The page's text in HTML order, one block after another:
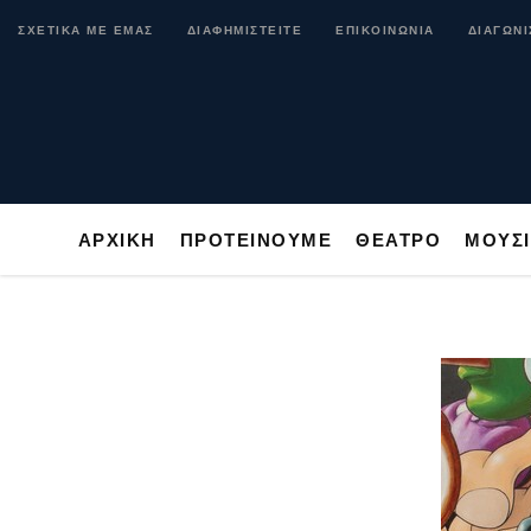
ΣΧΕΤΙΚΑ ΜΕ ΕΜΑΣ ΔΙΑΦΗΜΙΣΤΕΙΤΕ ΕΠΙΚΟΙΝΩΝΙΑ
ΑΡΧΙΚΗ ΠΡΟΤΕΙΝΟΥΜΕ ΘΕΑΤΡΟ
ΑΡΧΙΚΗ ΠΡΟΤΕΙΝΟΥΜΕ ΘΕΑΤΡΟ